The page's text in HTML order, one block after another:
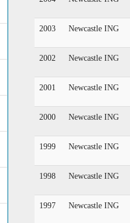
2003 Newcastle ING
2002 Newcastle ING
2001 Newcastle ING
2000 Newcastle ING
1999 Newcastle ING
1998 Newcastle ING
1997 Newcastle ING